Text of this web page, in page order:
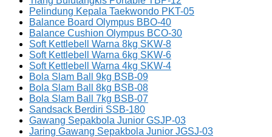
Pelindung Kepala Taekwondo PKT-05
Balance Board Olympus BBO-40
Balance Cushion Olympus BCO-30
Soft Kettlebell Warna 8kg SKW-8
Soft Kettlebell Warna 6kg SKW-6
Soft Kettlebell Warna 4kg SKW-4
Bola Slam Ball 9kg BSB-09
Bola Slam Ball 8kg BSB-08
Bola Slam Ball 7kg BSB-07
Sandsack Berdiri SSB-180
Gawang Sepakbola Junior GSJP-03
Jaring Gawang Sepakbola Junior JGSJ-03